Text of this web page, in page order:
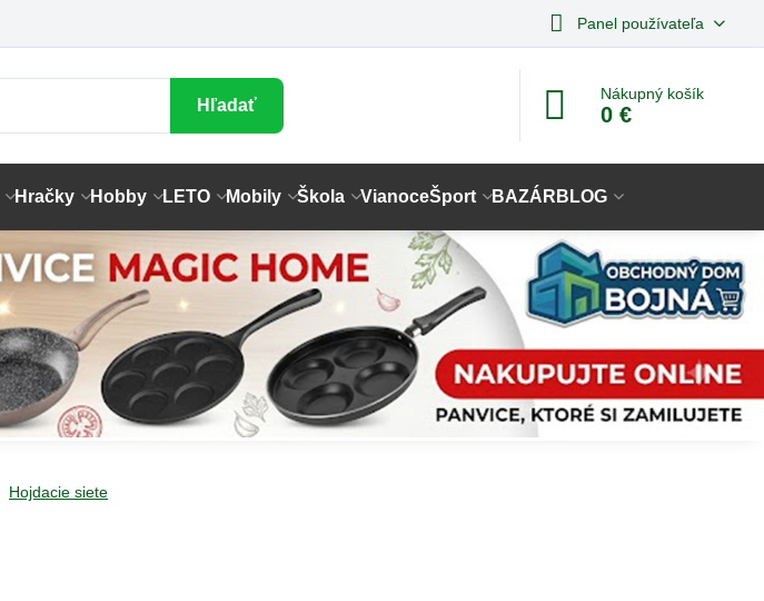
Panel používateľa
Hľadať
Nákupný košík
0 €
Hračky Hobby LETO Mobily Škola VianoceŠport BAZÁR BLOG
Hojdacie siete